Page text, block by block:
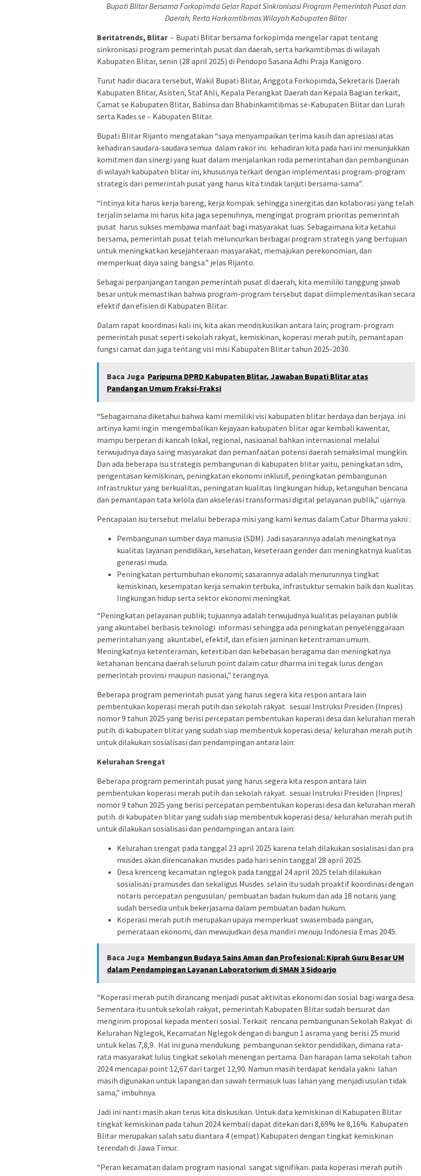
Bupati Blitar Bersama Forkopimda Gelar Rapat Sinkronisasi Program Pemerintah Pusat dan
Daerah, Rerta Harkamtibmas Wilayah Kabupaten Blitar
Beritatrends, Blitar– Bupati Blitar bersama forkopimda mengelar rapat tentang
sinkronisasi program pemerintah pusat dan daerah, serta harkamtibmas di wilayah
Kabupaten Blitar, senin (28 april 2025) di Pendopo Sasana Adhi Praja Kanigoro.
Turut hadir diacara tersebut, Wakil Bupati Blitar, Anggota Forkopimda, Sekretaris Daerah
Kabupaten Blitar, Asisten, Staf Ahli, Kepala Perangkat Daerah dan Kepala Bagian terkait,
Camat se Kabupaten Blitar, Babinsa dan Bhabinkamtibmas se-Kabupaten Blitar dan Lurah
serta Kades se – Kabupaten Blitar.
Bupati Blitar Rijanto mengatakan “saya menyampaikan terima kasih dan apresiasi atas
kehadiran saudara-saudara semua dalam rakor ini. kehadiran kita pada hari ini menunjukkan
komitmen dan sinergi yang kuat dalam menjalankan roda pemerintahan dan pembangunan
di wilayah kabupaten blitar ini, khususnya terkait dengan implementasi program-program
strategis dari pemerintah pusat yang harus kita tindak lanjuti bersama-sama”.
“Intinya kita harus kerja bareng, kerja kompak. sehingga sinergitas dan kolaborasi yang telah
terjalin selama ini harus kita jaga sepenuhnya, mengingat program prioritas pemerintah
pusat harus sukses membawa manfaat bagi masyarakat luas. Sebagaimana kita ketahui
bersama, pemerintah pusat telah meluncurkan berbagai program strategis yang bertujuan
untuk meningkatkan kesejahteraan masyarakat, memajukan perekonomian, dan
memperkuat daya saing bangsa.” jelas Rijanto.
Sebagai perpanjangan tangan pemerintah pusat di daerah, kita memiliki tanggung jawab
besar untuk memastikan bahwa program-program tersebut dapat diimplementasikan secara
efektif dan efisien di Kabupaten Blitar.
Dalam rapat koordinasi kali ini, kita akan mendiskusikan antara lain; program-program
pemerintah pusat seperti sekolah rakyat, kemiskinan, koperasi merah putih, pemantapan
fungsi camat dan juga tentang visi misi Kabupaten Blitar tahun 2025-2030.
Baca Juga Paripurna DPRD Kabupaten Blitar, Jawaban Bupati Blitar atas
Pandangan Umum Fraksi-Fraksi
“Sebagaimana diketahui bahwa kami memiliki visi kabupaten blitar berdaya dan berjaya. ini
artinya kami ingin mengembalikan kejayaan kabupaten blitar agar kembali kawentar,
mampu berperan di kancah lokal, regional, nasioanal bahkan internasional melalui
terwujudnya daya saing masyarakat dan pemanfaatan potensi daerah semaksimal mungkin.
Dan ada beberapa isu strategis pembangunan di kabupaten blitar yaitu, peningkatan sdm,
pengentasan kemiskinan, peningkatan ekonomi inklusif, peningkatan pembangunan
infrastruktur yang berkualitas, peningatan kualitas lingkungan hidup, ketanguhan bencana
dan pemantapan tata kelola dan akselerasi transformasi digital pelayanan publik,” ujarnya.
Pencapaian isu tersebut melalui beberapa misi yang kami kemas dalam Catur Dharma yakni :
Pembangunan sumber daya manusia (SDM). Jadi sasarannya adalah meningkatnya
kualitas layanan pendidikan, kesehatan, keseteraan gender dan meningkatnya kualitas
generasi muda.
Peningkatan pertumbuhan ekonomi; sasarannya adalah menurunnya tingkat
kemiskinan, kesempatan kerja semakin terbuka, infrastuktur semakin baik dan kualitas
lingkungan hidup serta sektor ekonomi meningkat.
“Peningkatan pelayanan publik; tujuannya adalah terwujudnya kualitas pelayanan publik
yang akuntabel berbasis teknologi informasi sehingga ada peningkatan penyelenggaraan
pemerintahan yang akuntabel, efektif, dan efisien jaminan ketentraman umum.
Meningkatnya ketenteraman, ketertiban dan kebebasan beragama dan meningkatnya
ketahanan bencana daerah seluruh point dalam catur dharma ini tegak lurus dengan
pemerintah provinsi maupun nasional,” terangnya.
Beberapa program pemerintah pusat yang harus segera kita respon antara lain
pembentukan koperasi merah putih dan sekolah rakyat. sesuai Instruksi Presiden (Inpres)
nomor 9 tahun 2025 yang berisi percepatan pembentukan koperasi desa dan kelurahan merah
putih. di kabupaten blitar yang sudah siap membentuk koperasi desa/ kelurahan merah putih
untuk dilakukan sosialisasi dan pendampingan antara lain:
Kelurahan Srengat
Beberapa program pemerintah pusat yang harus segera kita respon antara lain
pembentukan koperasi merah putih dan sekolah rakyat. sesuai Instruksi Presiden (Inpres)
nomor 9 tahun 2025 yang berisi percepatan pembentukan koperasi desa dan kelurahan merah
putih. di kabupaten blitar yang sudah siap membentuk koperasi desa/ kelurahan merah putih
untuk dilakukan sosialisasi dan pendampingan antara lain:
Kelurahan srengat pada tanggal 23 april 2025 karena telah dilakukan sosialisasi dan pra
musdes akan direncanakan musdes pada hari senin tanggal 28 april 2025.
Desa krenceng kecamatan nglegok pada tanggal 24 april 2025 telah dilakukan
sosialisasi pramusdes dan sekaligus Musdes. selain itu sudah proaktif koordinasi dengan
notaris percepatan pengusulan/ pembuatan badan hukum dan ada 18 notaris yang
sudah bersedia untuk bekerjasama dalam pembuatan badan hukum.
Koperasi merah putih merupakan upaya memperkuat swasembada pangan,
pemerataan ekonomi, dan mewujudkan desa mandiri menuju Indonesia Emas 2045.
Baca Juga Membangun Budaya Sains Aman dan Profesional: Kiprah Guru Besar UM
dalam Pendampingan Layanan Laboratorium di SMAN 3 Sidoarjo
“Koperasi merah putih dirancang menjadi pusat aktivitas ekonomi dan sosial bagi warga desa.
Sementara itu untuk sekolah rakyat, pemerintah Kabupaten Blitar sudah bersurat dan
mengirim proposal kepada menteri sosial. Terkait rencana pembangunan Sekolah Rakyat di
Kelurahan Nglegok, Kecamatan Nglegok dengan di bangun 1 asrama yang berisi 25 murid
untuk kelas 7,8,9. Hal ini guna mendukung pembangunan sektor pendidikan, dimana rata-
rata masyarakat lulus tingkat sekolah menengan pertama. Dan harapan lama sekolah tahun
2024 mencapai point 12,67 dari target 12,90. Namun masih terdapat kendala yakni lahan
masih digunakan untuk lapangan dan sawah termasuk luas lahan yang menjadi usulan tidak
sama,” imbuhnya.
Jadi ini nanti masih akan terus kita diskusikan. Untuk data kemiskinan di Kabupaten Blitar
tingkat kemiskinan pada tahun 2024 kembali dapat ditekan dari 8,69% ke 8,16%. Kabupaten
Blitar merupakan salah satu diantara 4 (empat) Kabupaten dengan tingkat kemiskinan
terendah di Jawa Timur.
“Peran kecamatan dalam program nasional sangat signifikan. pada koperasi merah putih